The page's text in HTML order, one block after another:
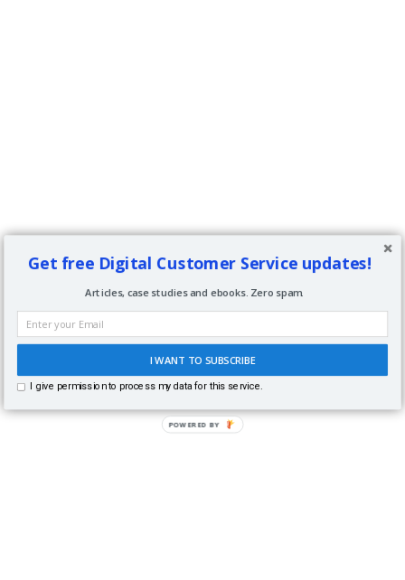
Get free Digital Customer Service updates!
I WANT TO SUBSCRIBE
I give permission to process my data for this service.
Articles, case studies and ebooks. Zero spam.
POWERED BY